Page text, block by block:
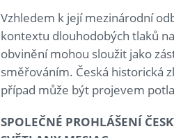
Vzhledem k její mezinárodní
kontextu dlouhodobých tlaků
obvinění mohou sloužit jako
směřováním. Česká historická
případ může být projevem
SPOLEČNÉ PROHLÁŠENÍ